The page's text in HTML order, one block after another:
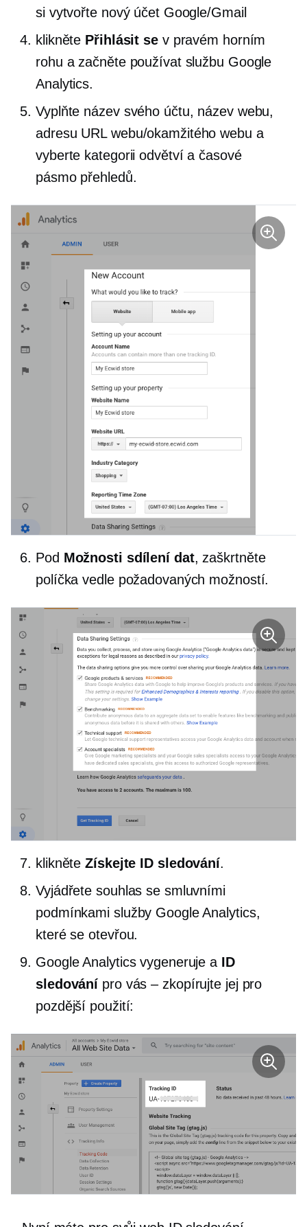
si vytvořte nový účet Google/Gmail
klikněte Přihlásit sev pravém horním
rohu a začněte používat službu Google
Analytics.
Vyplňte název svého účtu, název webu,
adresu URL webu/okamžitého webu a
vyberte kategorii odvětví a časové
pásmo přehledů.
Pod Možnosti sdílení dat, zaškrtněte
políčka vedle požadovaných možností.
klikněteZískejte ID sledování.
Vyjádřete souhlas se smluvními
podmínkami služby Google Analytics,
které se otevřou.
Google Analytics vygeneruje a ID
sledování pro vás – zkopírujte jej pro
pozdější použití: